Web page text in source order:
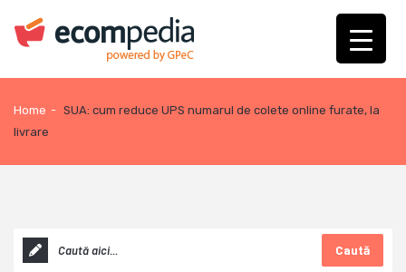
Home - SUA: cum reduce UPS numarul de colete online furate, la
livrare
Caută